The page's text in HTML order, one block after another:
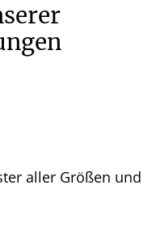
aller Größen und